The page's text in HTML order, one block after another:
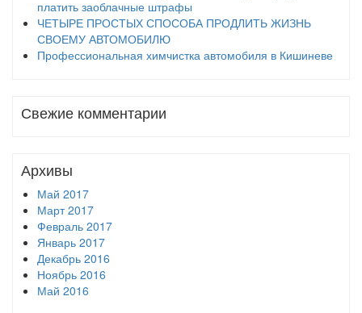
платить заоблачные штрафы
ЧЕТЫРЕ ПРОСТЫХ СПОСОБА ПРОДЛИТЬ ЖИЗНЬ
СВОЕМУ АВТОМОБИЛЮ
Профессиональная химчистка автомобиля в Кишиневе
Свежие комментарии
Архивы
Май 2017
Март 2017
Февраль 2017
Январь 2017
Декабрь 2016
Ноябрь 2016
Май 2016